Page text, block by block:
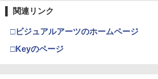
関連リンク
□ビジュアルアーツのホームページ
□Keyのページ